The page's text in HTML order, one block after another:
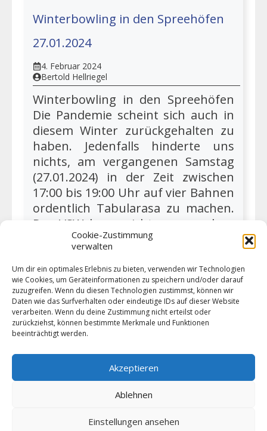
Cookie-Zustimmung
verwalten
Um dir ein optimales Erlebnis zu bieten, verwenden wir Technologien
wie Cookies, um Geräteinformationen zu speichern und/oder darauf
zuzugreifen. Wenn du diesen Technologien zustimmst, können wir
Daten wie das Surfverhalten oder eindeutige IDs auf dieser Website
verarbeiten. Wenn du deine Zustimmung nicht erteilst oder
zurückziehst, können bestimmte Merkmale und Funktionen
beeinträchtigt werden.
Akzeptieren
Ablehnen
Einstellungen ansehen
Winterbowling in den Spreehöfen
27.01.2024
4. Februar 2024
Bertold Hellriegel
Winterbowling in den Spreehöfen
Die Pandemie scheint sich auch in
diesem Winter zurückgehalten zu
haben. Jedenfalls hinderte uns
nichts, am vergangenen Samstag
(27.01.2024) in der Zeit zwischen
17:00 bis 19:00 Uhr auf vier Bahnen
ordentlich Tabularasa zu machen.
Der VSW kann nicht nur segeln –
und das lernt auch gleich der kleine
Nachwuchs! Dankeschön an Katrin
& Klaus. Es ist Winter. Die Pandemie
hält diesmal nicht das Ruder in der
Hand. Nein, ganz und gar nicht.